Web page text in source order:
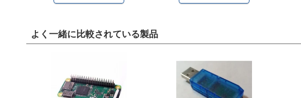
よく一緒に比較されている製品